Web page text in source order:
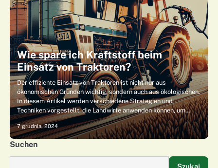
Wie spare ich Kraftstoff beim
Einsatz von Traktoren?
Der effiziente Einsatz von Traktoren ist nicht nur aus
ökonomischen Gründen wichtig, sondern auch aus ökologischen.
In diesem Artikel werden verschiedene Strategien und
Techniken vorgestellt, die Landwirte anwenden können, um…
7 grudnia, 2024
Suchen
Szukaj